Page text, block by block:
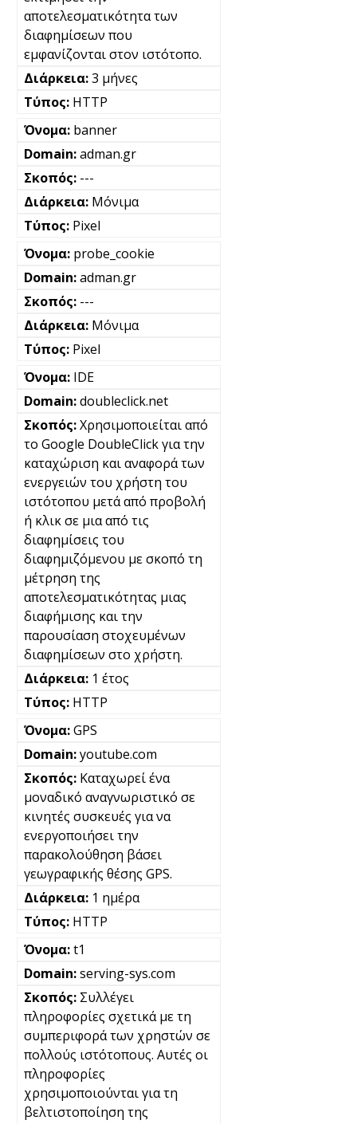
αποτελεσματικότητα των
διαφημίσεων που
εμφανίζονται στον ιστότοπο.
3 μήνες
HTTP
banner
adman.gr
---
Μόνιμα
Pixel
probe_cookie
adman.gr
---
Μόνιμα
Pixel
IDE
doubleclick.net
Χρησιμοποιείται από
το Google DoubleClick για την
καταχώριση και αναφορά των
ενεργειών του χρήστη του
ιστότοπου μετά από προβολή
ή κλικ σε μια από τις
διαφημίσεις του
διαφημιζόμενου με σκοπό τη
μέτρηση της
αποτελεσματικότητας μιας
διαφήμισης και την
παρουσίαση στοχευμένων
διαφημίσεων στο χρήστη.
1 έτος
HTTP
GPS
youtube.com
Καταχωρεί ένα
μοναδικό αναγνωριστικό σε
κινητές συσκευές για να
ενεργοποιήσει την
παρακολούθηση βάσει
γεωγραφικής θέσης GPS.
1 ημέρα
HTTP
t1
serving-sys.com
Συλλέγει
πληροφορίες σχετικά με τη
συμπεριφορά των χρηστών σε
πολλούς ιστότοπους. Αυτές οι
πληροφορίες
χρησιμοποιούνται για τη
βελτιστοποίηση της